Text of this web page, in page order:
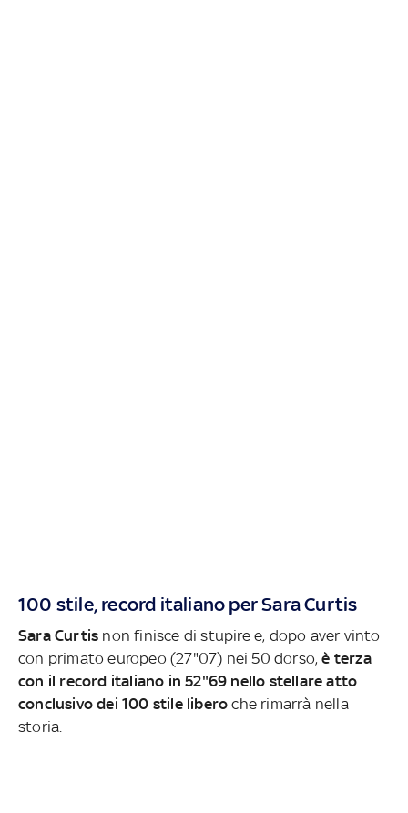
100 stile, record italiano per Sara Curtis
Sara Curtis non finisce di stupire e, dopo aver vinto
con primato europeo (27"07) nei 50 dorso, è terza
con il record italiano in 52"69 nello stellare atto
conclusivo dei 100 stile liberoche rimarrà nella
storia.